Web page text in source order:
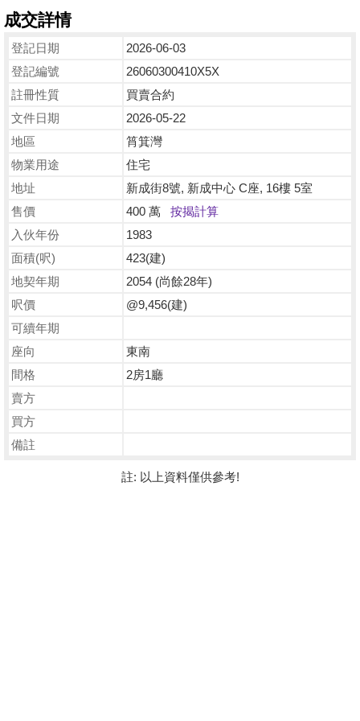
成交詳情
登記日期
2026-06-03
登記編號
26060300410X5X
註冊性質
買賣合約
文件日期
2026-05-22
地區
筲箕灣
物業用途
住宅
地址
新成街8號, 新成中心 C座, 16樓 5室
售價
400 萬 按揭計算
入伙年份
1983
面積(呎)
423(建)
地契年期
2054 (尚餘28年)
呎價
@9,456(建)
可續年期
座向
東南
間格
2房1廳
賣方
買方
備註
註: 以上資料僅供參考!